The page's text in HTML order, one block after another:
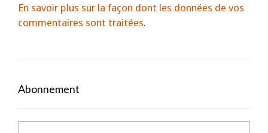
En savoir plus sur la façon dont les données de vos
commentaires sont traitées.
Abonnement